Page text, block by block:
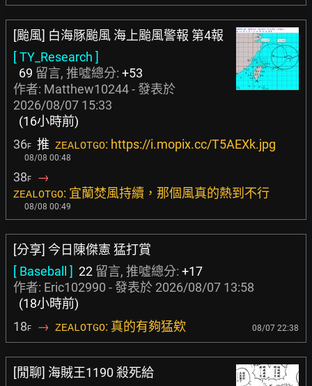
[颱風] 白海豚颱風 海上颱風警報 第4報
[ TY_Research ]
69 留言, 推噓總分: +53
作者: Matthew10244- 發表於
2026/08/07 15:33
(16小時前)
36F 推 ZEALOTGO: https://i.mopix.cc/T5AEXk.jpg
08/08 00:48
38F →
ZEALOTGO: 宜蘭焚風持續，那個風真的熱到不行
08/08 00:49
[分享] 今日陳傑憲 猛打賞
[ Baseball ] 22 留言, 推噓總分: +17
作者: Eric102990 - 發表於 2026/08/07 13:58
(18小時前)
18F → ZEALOTGO: 真的有夠猛欸 08/07 22:38
[閒聊] 海賊王1190 殺死給